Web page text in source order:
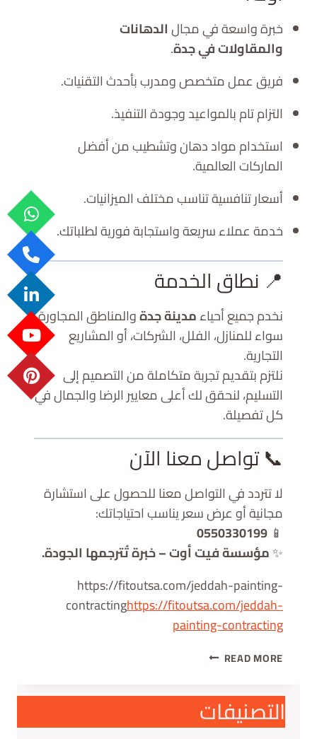
خبرة واسعة في مجالالدهانات
والمقاولات في جدة.
فريق عمل متخصص ومدرب بأحدث التقنيات.
التزام تام بالمواعيد وجودة التنفيذ.
استخدام مواد دهان وتشطيب من أفضل
الماركات العالمية.
أسعار تنافسية تناسب مختلف الميزانيات.
خدمة عملاء سريعة واستجابة فورية لطلباتك.
📍 نطاق الخدمة
نخدم جميع أحياءمدينة جدةوالمناطق المجاورة،
سواء للمنازل، الفلل، الشركات، أو المشاريع
التجارية.
نلتزم بتقديم تجربة متكاملة من التصميم إلى
التسليم، لنحقق لك أعلى معايير الرضا والجمال في
كل تفصيلة.
📞 تواصل معنا الآن
لا تتردد في التواصل معنا للحصول على استشارة
مجانية أو عرض سعر يناسب احتياجاتك:
📱
0550330199
✨مؤسسة فيت أوت – خبرة تُترجمها الجودة.
https://fitoutsa.com/jeddah-painting-
contractinghttps://fitoutsa.com/jeddah-
painting-contracting
READ MORE
التصنيفات